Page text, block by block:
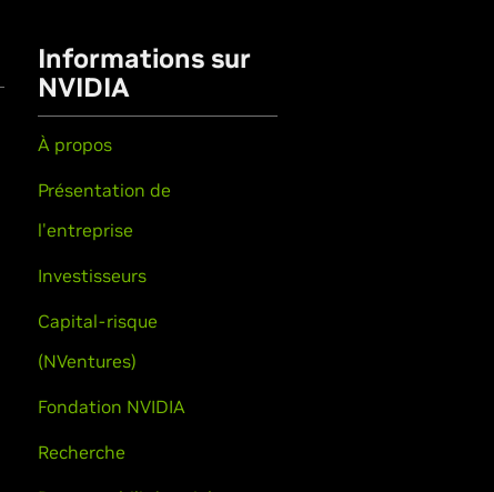
Informations sur
NVIDIA
À propos
Présentation de
l'entreprise
Investisseurs
Capital-risque
(NVentures)
Fondation NVIDIA
Recherche